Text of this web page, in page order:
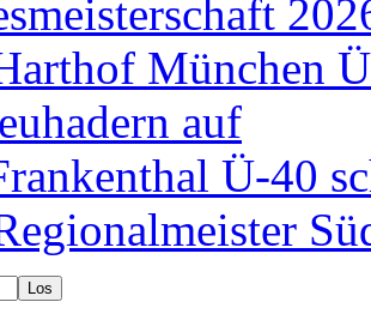
München
auf
Ü-40